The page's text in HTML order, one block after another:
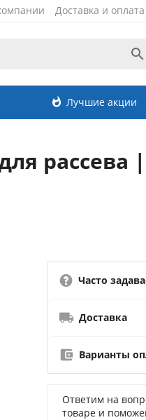
Доставка и оплата

whatshot Лучшие акции
рассева |
Часто
Доставка
Варианты
Ответим на
товаре и